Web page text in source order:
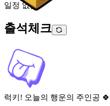
일정 없음
출석체크
럭키! 오늘의 행운의 주인공 🍀